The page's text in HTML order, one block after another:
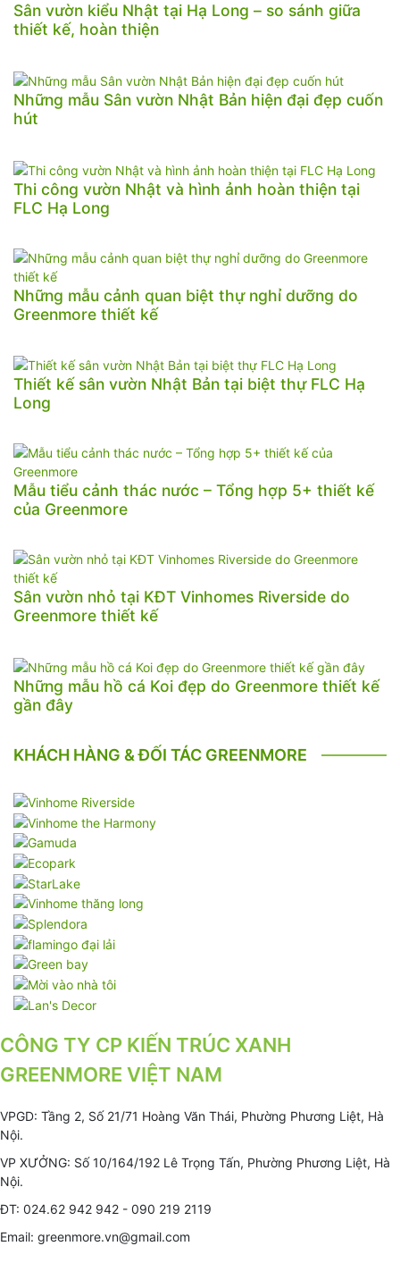
Sân vườn kiểu Nhật tại Hạ Long – so sánh giữa
thiết kế, hoàn thiện
Những mẫu Sân vườn Nhật Bản hiện đại đẹp cuốn
hút
Thi công vườn Nhật và hình ảnh hoàn thiện tại
FLC Hạ Long
Những mẫu cảnh quan biệt thự nghỉ dưỡng do
Greenmore thiết kế
Thiết kế sân vườn Nhật Bản tại biệt thự FLC Hạ
Long
Mẫu tiểu cảnh thác nước – Tổng hợp 5+ thiết kế
của Greenmore
Sân vườn nhỏ tại KĐT Vinhomes Riverside do
Greenmore thiết kế
Những mẫu hồ cá Koi đẹp do Greenmore thiết kế
gần đây
KHÁCH HÀNG & ĐỐI TÁC GREENMORE
CÔNG TY CP KIẾN TRÚC XANH
GREENMORE VIỆT NAM
VPGD: Tầng 2, Số 21/71 Hoàng Văn Thái, Phường Phương Liệt, Hà
Nội.
VP XƯỞNG: Số 10/164/192 Lê Trọng Tấn, Phường Phương Liệt, Hà
Nội.
ĐT: 024.62 942 942 - 090 219 2119
Email: greenmore.vn@gmail.com